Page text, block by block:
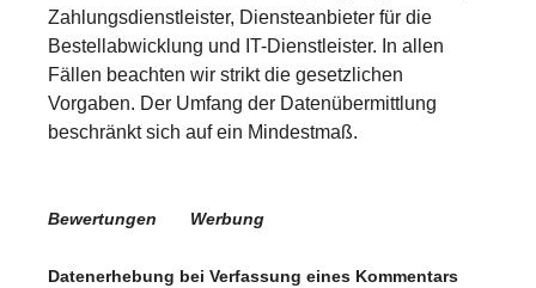
Zahlungsdienstleister, Diensteanbieter für die
Bestellabwicklung und IT-Dienstleister. In allen
Fällen beachten wir strikt die gesetzlichen
Vorgaben. Der Umfang der Datenübermittlung
beschränkt sich auf ein Mindestmaß.
Bewertungen Werbung
Datenerhebung bei Verfassung eines Kommentars